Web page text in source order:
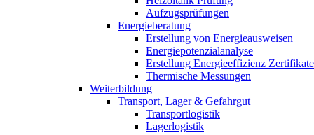
Aufzugsprüfungen
Energieberatung
Erstellung von Energieausweisen
Energiepotenzialanalyse
Erstellung Energieeffizienz Zertifikate
Thermische Messungen
Weiterbildung
Transport, Lager & Gefahrgut
Transportlogistik
Lagerlogistik